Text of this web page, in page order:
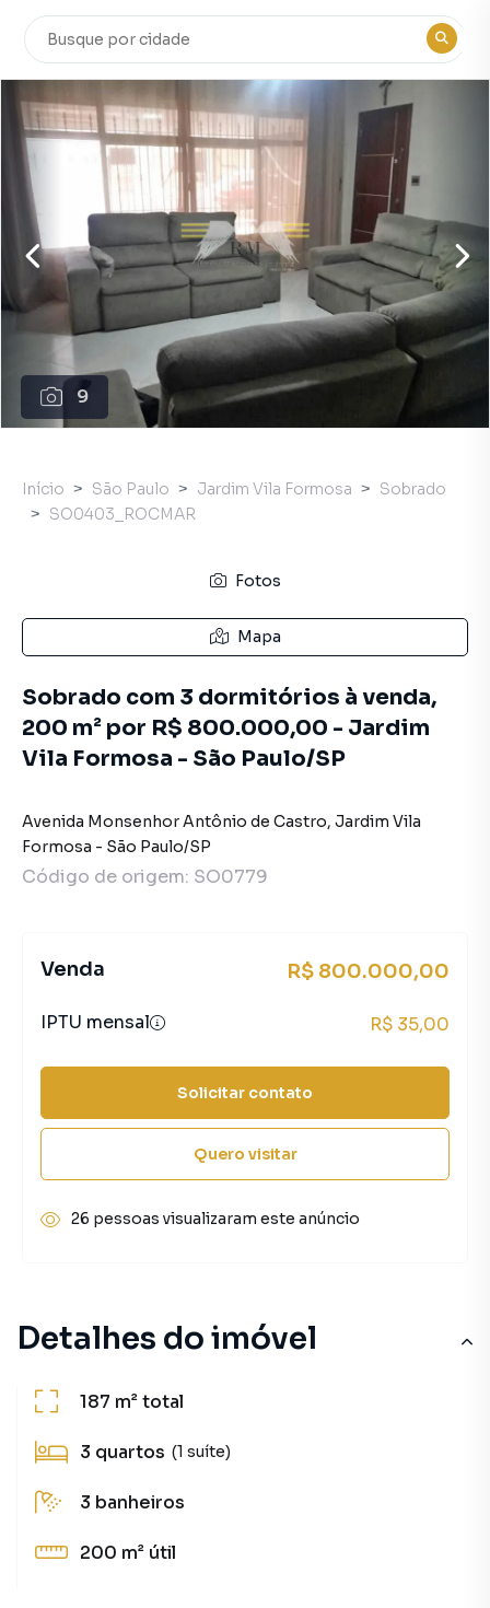
9
Detalhes do imóvel
187 m²total
3 quartos (1 suíte)
3 banheiros
200 m² útil
Início São Paulo Jardim Vila Formosa
Sobrado
SO0403_ROCMAR
Fotos
Mapa
Sobrado com 3 dormitórios à venda,
200 m² por R$ 800.000,00 - Jardim
Vila Formosa - São Paulo/SP
Avenida Monsenhor Antônio de Castro, Jardim Vila
Formosa - São Paulo/SP
Código de origem: SO0779
Venda R$ 800.000,00
IPTU mensal R$ 35,00
Solicitar contato
Quero visitar
26 pessoas visualizaram este anúncio